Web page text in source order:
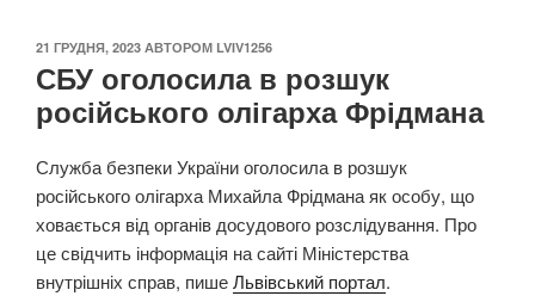
ОПУБЛІКОВАНО
21 ГРУДНЯ, 2023 АВТОРОМ LVIV1256
СБУ оголосила в розшук
російського олігарха Фрідмана
Служба безпеки України оголосила в розшук
російського олігарха Михайла Фрідмана як особу, що
ховається від органів досудового розслідування. Про
це свідчить інформація на сайті Міністерства
внутрішніх справ, пишеЛьвівський портал.